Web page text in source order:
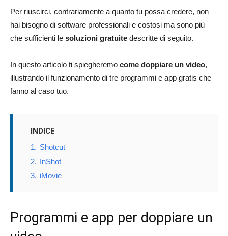
Per riuscirci, contrariamente a quanto tu possa credere, non
hai bisogno di software professionali e costosi ma sono più
che sufficienti le soluzioni gratuite descritte di seguito.
In questo articolo ti spiegheremo come doppiare un video,
illustrando il funzionamento di tre programmi e app gratis che
fanno al caso tuo.
INDICE
1. Shotcut
2. InShot
3. iMovie
Programmi e app per doppiare un